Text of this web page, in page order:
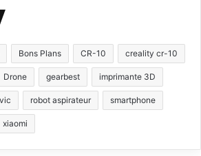
Bons Plans CR-10 creality cr-10
Drone gearbest imprimante 3D
robot aspirateur smartphone
xiaomi